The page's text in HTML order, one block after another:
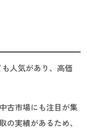
人気があり、高価
古市場にも注目が集
の実績があるため、